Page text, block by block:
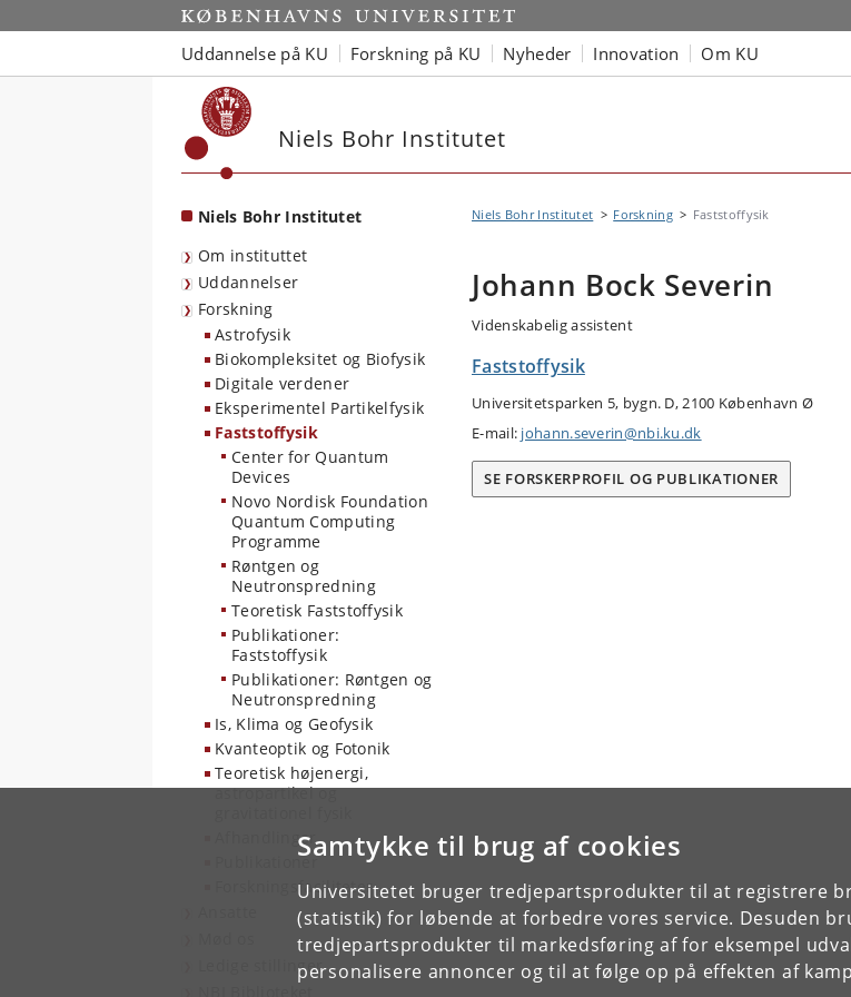
Samtykke til brug af cookies
Universitetet bruger tredjepartsprodukter til at registrere
(statistik) for løbende at forbedre vores service. Desuden
tredjepartsprodukter til markedsføring af for eksempel
personalisere annoncer og til at følge op på effekten af
Start
Uddannelse på KU Forskning på KU Nyheder Innovation Om KU
Niels Bohr Institutet
Niels Bohr Institutet
Om instituttet
Uddannelser
Forskning
Astrofysik
Biokompleksitet og Biofysik
Digitale verdener
Eksperimentel Partikelfysik
Faststoffysik
Center for Quantum
Devices
Novo Nordisk Foundation
Quantum Computing
Programme
Røntgen og
Neutronspredning
Teoretisk Faststoffysik
Publikationer:
Faststoffysik
Publikationer: Røntgen og
Neutronspredning
Is, Klima og Geofysik
Kvanteoptik og Fotonik
Teoretisk højenergi,
astropartikel og
Afhandlinger
Publikationer
Forskningsfaciliteter
Ledige stillinger
Niels Bohr Institutet Forskning Faststoffysik
Johann Bock Severin
Videnskabelig assistent
Faststoffysik
Universitetsparken 5, bygn. D, 2100 København Ø
E-mail: johann.severin@nbi.ku.dk
SE FORSKERPROFIL OG PUBLIKATIONER